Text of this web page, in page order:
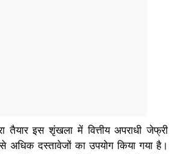
तैयार इस शृंखला में वित्तीय अपराधी जेफ्री
दस्तावेजों का उपयोग किया गया है।